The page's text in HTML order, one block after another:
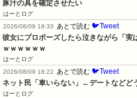
豚汁の具を確定させたい
はーとログ
2026/08/09 18:33
あとで読む 🐦Tweet
彼女にプロポーズしたら泣きながら「
ｗｗｗｗｗｗ
はーとログ
2026/08/09 18:22
あとで読む 🐦Tweet
ネット民「車いらない」←デートなどど
はーとログ